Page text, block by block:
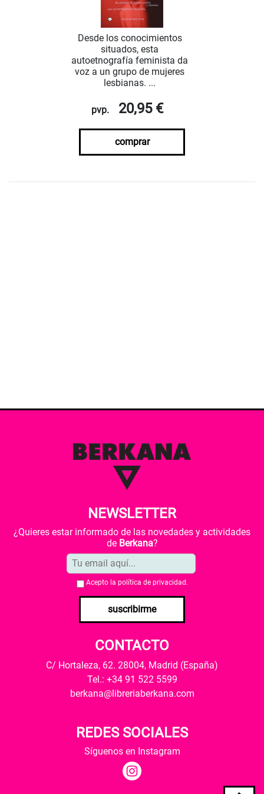
Desde los conocimientos
situados, esta
autoetnografía feminista da
voz a un grupo de mujeres
lesbianas. ...
pvp. 20,95 €
comprar
NEWSLETTER
¿Quieres estar informado de las novedades y actividades
de Berkana?
Acepto la política de privacidad .
suscribirme
CONTACTO
C/ Hortaleza, 62. 28004, Madrid (España)
Tel.: +34 91 522 5599
berkana@libreriaberkana.com
REDES SOCIALES
Síguenos en Instagram